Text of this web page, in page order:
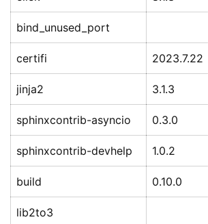
bind_unused_port
certifi 2023.7.22
jinja2 3.1.3
sphinxcontrib-asyncio 0.3.0
sphinxcontrib-devhelp 1.0.2
build 0.10.0
lib2to3